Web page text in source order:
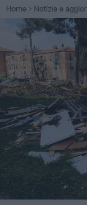
Home Notizie e